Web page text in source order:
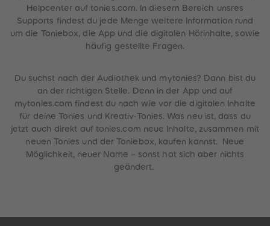
Helpcenter auf tonies.com. In diesem Bereich unsres
Supports findest du jede Menge weitere Information rund
um die Toniebox, die App und die digitalen Hörinhalte, sowie
häufig gestellte Fragen.
Du suchst nach der Audiothek und mytonies? Dann bist du
an der richtigen Stelle. Denn in der App und auf
mytonies.com findest du nach wie vor die digitalen Inhalte
für deine Tonies und Kreativ-Tonies. Was neu ist, dass du
jetzt auch direkt auf tonies.com neue Inhalte, zusammen mit
neuen Tonies und der Toniebox, kaufen kannst. Neue
Möglichkeit, neuer Name – sonst hat sich aber nichts
geändert.